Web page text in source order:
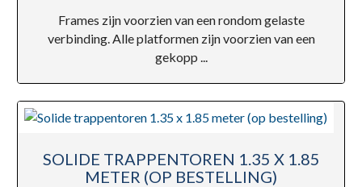
Frames zijn voorzien van een rondom gelaste
verbinding. Alle platformen zijn voorzien van een
gekopp ...
SOLIDE TRAPPENTOREN 1.35 X 1.85
METER (OP BESTELLING)